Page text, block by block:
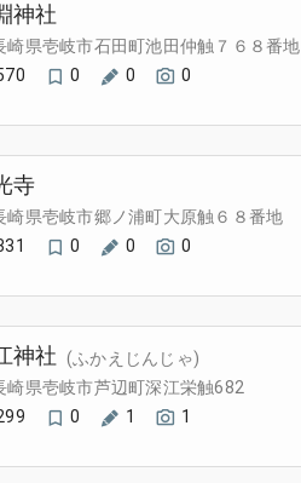
神社
崎県壱岐市石田町池田仲触７６８番地
0 0 0
寺
崎県壱岐市郷ノ浦町大原触６８番地
0 0 0
神社 (ふかえじんじゃ)
崎県壱岐市芦辺町深江栄触682
0 1 1